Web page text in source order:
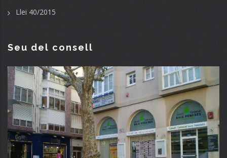
Llei 40/2015
Seu del consell